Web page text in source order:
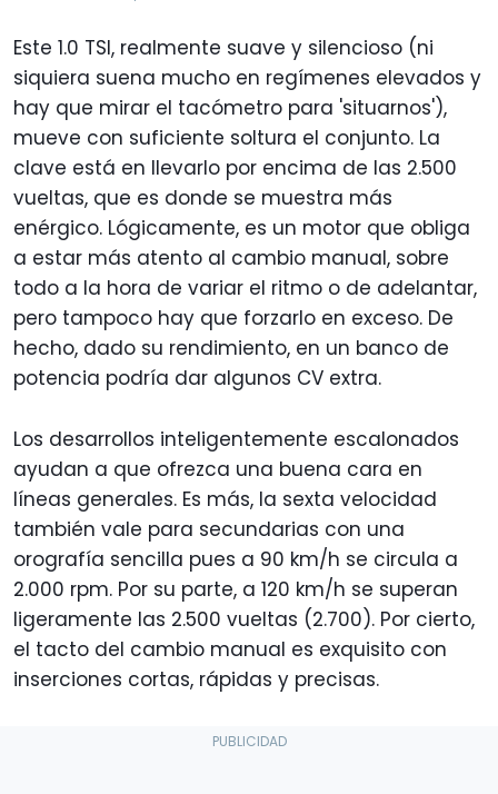
Este 1.0 TSI, realmente suave y silencioso (ni
siquiera suena mucho en regímenes elevados y
hay que mirar el tacómetro para 'situarnos'),
mueve con suficiente soltura el conjunto. La
clave está en llevarlo por encima de las 2.500
vueltas, que es donde se muestra más
enérgico. Lógicamente, es un motor que obliga
a estar más atento al cambio manual, sobre
todo a la hora de variar el ritmo o de adelantar,
pero tampoco hay que forzarlo en exceso. De
hecho, dado su rendimiento, en un banco de
potencia podría dar algunos CV extra.
Los desarrollos inteligentemente escalonados
ayudan a que ofrezca una buena cara en
líneas generales. Es más, la sexta velocidad
también vale para secundarias con una
orografía sencilla pues a 90 km/h se circula a
2.000 rpm. Por su parte, a 120 km/h se superan
ligeramente las 2.500 vueltas (2.700). Por cierto,
el tacto del cambio manual es exquisito con
inserciones cortas, rápidas y precisas.